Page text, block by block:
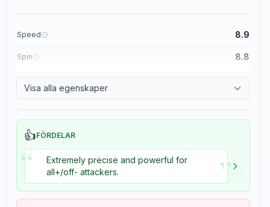
Speed 8.9
Spin 8.8
Visa alla egenskaper
👍FÖRDELAR
“
Extremely precise and powerful for
all+/off- attackers.
”